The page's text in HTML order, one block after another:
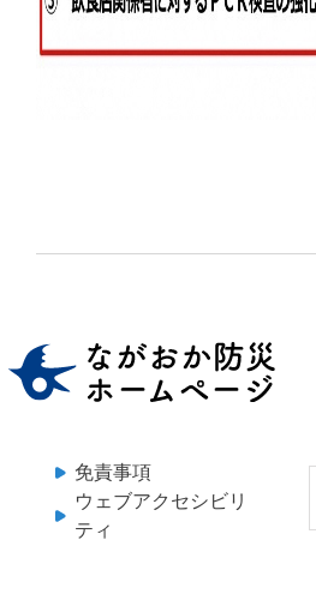
免責事項
ウェブアクセシビリ
ティ